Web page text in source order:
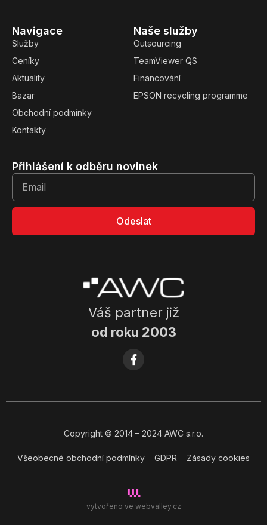
Váš partner již
od roku 2003
Naše služby
Outsourcing
TeamViewer QS
Financování
EPSON recycling programme
Navigace
Služby
Ceníky
Aktuality
Bazar
Obchodní podmínky
Kontakty
Přihlášení k odběru novinek
Odeslat
Copyright © 2014 – 2024 AWC s.r.o.
Všeobecné obchodní podmínky GDPR Zásady cookies
vytvořeno ve webvalley.cz